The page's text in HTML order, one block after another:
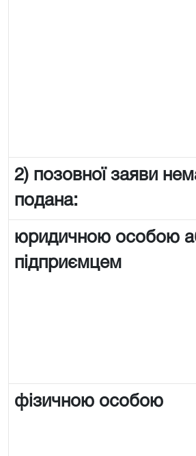
2) позовної заяви
подана:
юридичною особою
підприємцем
фізичною особою